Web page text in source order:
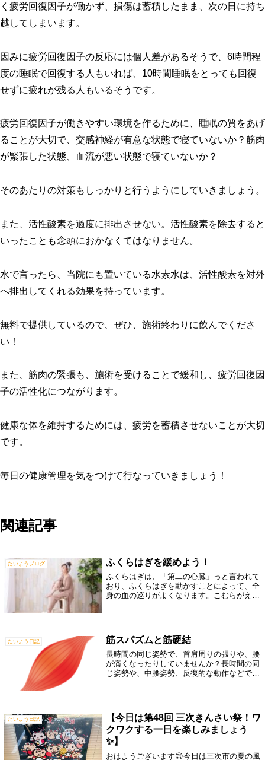
く疲労回復因子が働かず、損傷は蓄積したまま、次の日に持ち
越してしまいます。
因みに疲労回復因子の反応には個人差があるそうで、6時間程
度の睡眠で回復する人もいれば、10時間睡眠をとっても回復
せずに疲れが残る人もいるそうです。
疲労回復因子が働きやすい環境を作るために、睡眠の質をあげ
ることが大切で、交感神経が有意な状態で寝ていないか？筋肉
が緊張した状態、血流が悪い状態で寝ていないか？
そのあたりの対策もしっかりと行うようにしていきましょう。
また、活性酸素を過度に排出させない。活性酸素を除去すると
いったことも念頭におかなくてはなりません。
水で言ったら、当院にも置いている水素水は、活性酸素を対外
へ排出してくれる効果を持っています。
無料で提供しているので、ぜひ、施術終わりに飲んでくださ
い！
また、筋肉の緊張も、施術を受けることで緩和し、疲労回復因
子の活性化につながります。
健康な体を維持するためには、疲労を蓄積させないことが大切
です。
毎日の健康管理を気をつけて行なっていきましょう！
関連記事
たいようブログ ふくらはぎを緩めよう！
ふくらはぎは、「第二の心臓」っと言われて
おり、ふくらはぎを動かすことによって、全
身の血の巡りがよくなります。こむらがえり
った...
たいよう日記 筋スパズムと筋硬結
長時間の同じ姿勢で、首肩周りの張りや、腰
が痛くなったりしていませんか？長時間の同
じ姿勢や、中腰姿勢、反復的な動作などで、
て...
たいよう日記
【今日は第48回 三次きんさい祭！ワ
クワクする一日を楽しみましょう
✨】
おはようございます😊今日は三次市の夏の風